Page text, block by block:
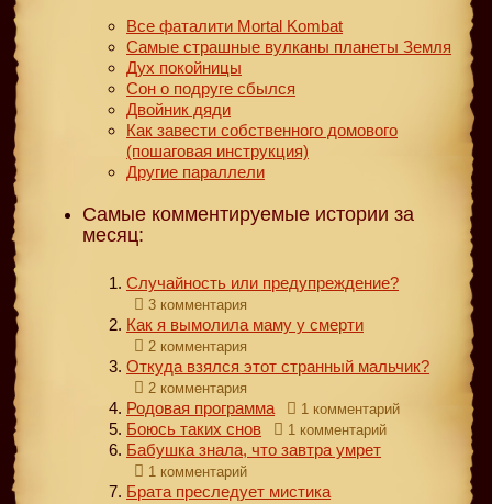
Все фаталити Mortal Kombat
Самые страшные вулканы планеты Земля
Дух покойницы
Сон о подруге сбылся
Двойник дяди
Как завести собственного домового
(пошаговая инструкция)
Другие параллели
Самые комментируемые истории за
месяц:
Случайность или предупреждение?
3 комментария
Как я вымолила маму у смерти
2 комментария
Откуда взялся этот странный мальчик?
2 комментария
Родовая программа 1 комментарий
Боюсь таких снов 1 комментарий
Бабушка знала, что завтра умрет
1 комментарий
Брата преследует мистика